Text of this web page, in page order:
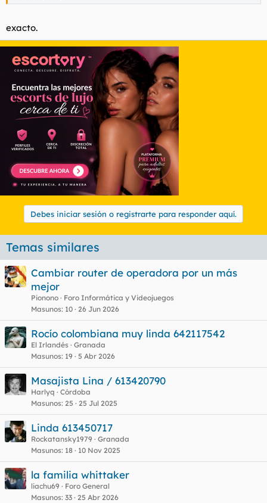
exacto.
Debes iniciar sesión o registrarte para responder aquí.
Temas similares
Cambiar router de operadora por un más
mejor
Pionono
Foro Informática y Videojuegos
Masunos 10 26 Jun 2026
Rocío colombiana muy linda 642117542
El Irlandés Granada
Masunos 19 5 Abr 2026
Masajista Lina / 613420790
Harlyq
Córdoba
Masunos 25 25 Jul 2025
Linda 613450717
Rockatansky1979
Granada
Masunos 18 10 Nov 2025
la familia whittaker
liachu69
Foro General
Masunos 33 25 Abr 2026